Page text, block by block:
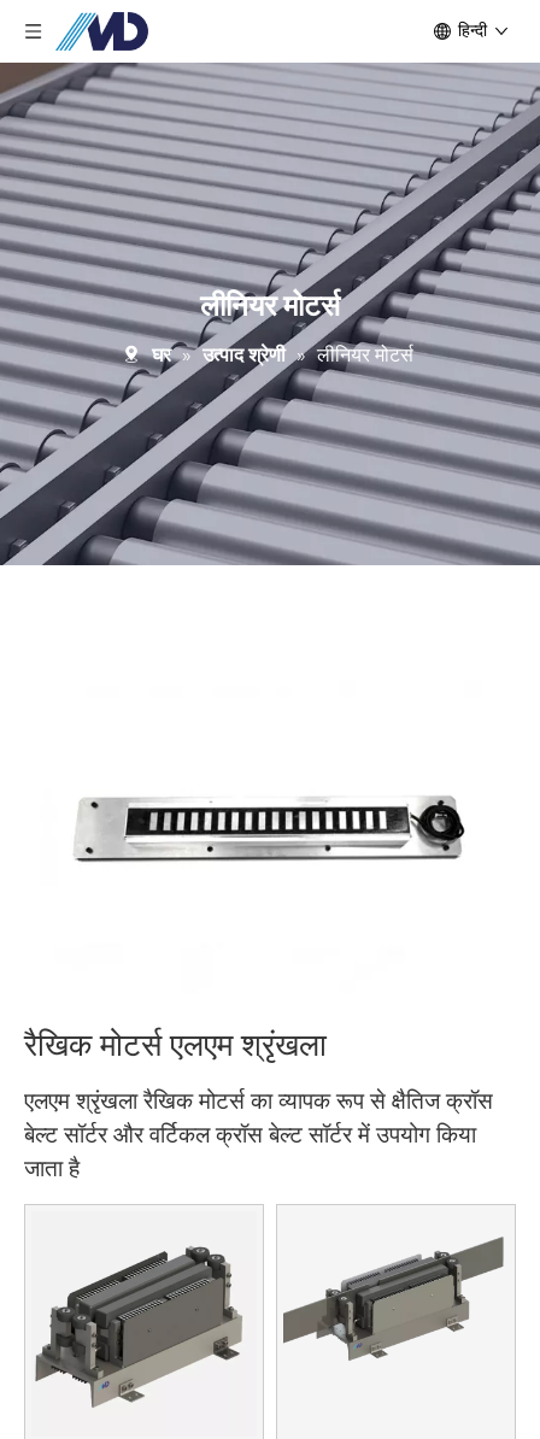
हिन्दी
लीनियर मोटर्स
घर » उत्पाद श्रेणी » लीनियर मोटर्स
रैखिक मोटर्स एलएम श्रृंखला
एलएम श्रृंखला रैखिक मोटर्स का व्यापक रूप से क्षैतिज क्रॉस
बेल्ट सॉर्टर और वर्टिकल क्रॉस बेल्ट सॉर्टर में उपयोग किया
जाता है